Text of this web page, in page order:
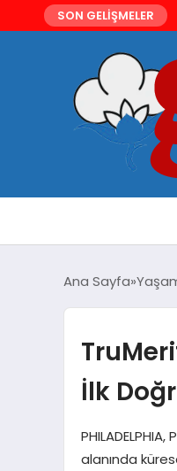
SON GELİŞMELER
Ana Sayfa
İlk
alanında